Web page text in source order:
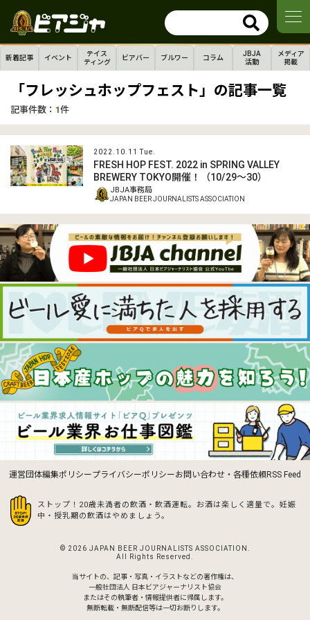
新着記事 イベント
テイス
ティング
ビアバー ブルワー コラム
JBJA
活動
メディア
掲載
「フレッシュホップフェスト」の記事一覧
記事件数： 1件
2022.10.11 Tue.
FRESH HOP FEST. 2022 in SPRING VALLEY
BREWERY TOKYO開催！（10/29〜30）
JBJA事務局
JAPAN BEER JOURNALISTS ASSOCIATION
運営団体編集ポリシープライバシーポリシーお問い合わせ・各種依頼RSS Feed
ストップ！20歳未満者の飲酒・飲酒運転。お酒は楽しく適量で。 妊娠
中・授乳期の飲酒はやめましょう。
© 2026 JAPAN BEER JOURNALISTS ASSOCIATION.
All Rights Reserved.
当サイトの、記事・写真・イラストなどの著作権は、
一般社団法人 日本ビアジャーナリスト協会
またはその執筆者・情報提供者に帰属します。
無断転載・無断配信等は一切お断りします。